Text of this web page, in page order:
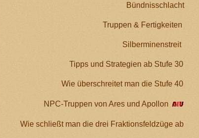
Bündnisschlacht
Truppen & Fertigkeiten
Silberminenstreit
Tipps und Strategien ab Stufe 30
Wie überschreitet man die Stufe 40
NPC-Truppen von Ares und Apollon
Wie schließt man die drei Fraktionsfeldzüge ab